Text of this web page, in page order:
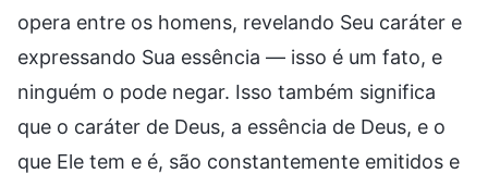
opera entre os homens, revelando Seu caráter e
expressando Sua essência — isso é um fato, e
ninguém o pode negar. Isso também significa
que o caráter de Deus, a essência de Deus, e o
que Ele tem e é, são constantemente emitidos e